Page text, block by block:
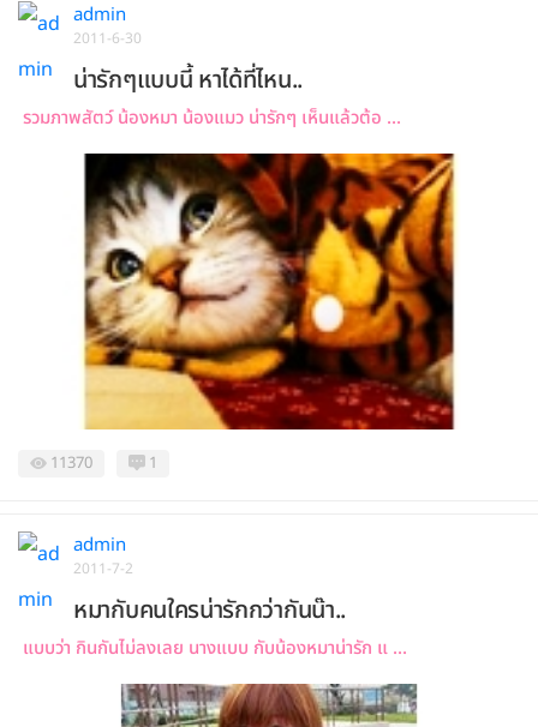
admin
2011-6-30
น่ารักๆแบบนี้ หาได้ที่ไหน..
รวมภาพสัตว์ น้องหมา น้องแมว น่ารักๆ เห็นแล้วต้อ ...
11370 1
admin
2011-7-2
หมากับคนใครน่ารักกว่ากันน๊า..
แบบว่า กินกันไม่ลงเลย นางแบบ กับน้องหมาน่ารัก แ ...